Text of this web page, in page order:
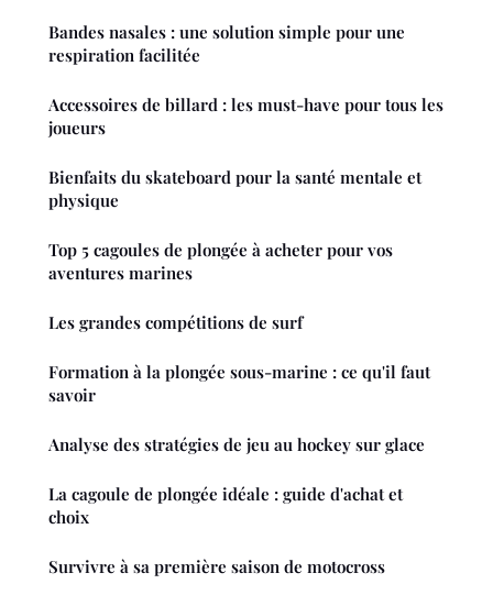
Bandes nasales : une solution simple pour une
respiration facilitée
Accessoires de billard : les must-have pour tous les
joueurs
Bienfaits du skateboard pour la santé mentale et
physique
Top 5 cagoules de plongée à acheter pour vos
aventures marines
Les grandes compétitions de surf
Formation à la plongée sous-marine : ce qu'il faut
savoir
Analyse des stratégies de jeu au hockey sur glace
La cagoule de plongée idéale : guide d'achat et
choix
Survivre à sa première saison de motocross